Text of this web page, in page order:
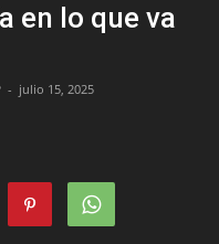
en lo que va
- julio 15, 2025